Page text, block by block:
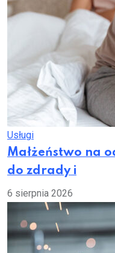
Usługi
Małżeństwo na
do zdrady i
6 sierpnia 2026